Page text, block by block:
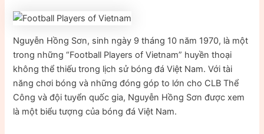
Nguyễn Hồng Sơn, sinh ngày 9 tháng 10 năm 1970, là một
trong những “Football Players of Vietnam” huyền thoại
không thể thiếu trong lịch sử bóng đá Việt Nam. Với tài
năng chơi bóng và những đóng góp to lớn cho CLB Thể
Công và đội tuyển quốc gia, Nguyễn Hồng Sơn được xem
là một biểu tượng của bóng đá Việt Nam.